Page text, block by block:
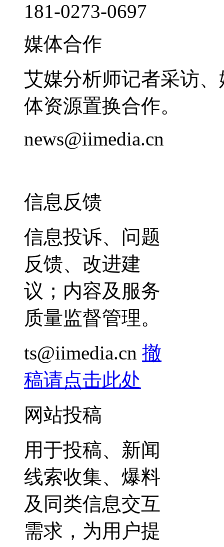
181-0273-0697
媒体合作
艾媒分析师记者采访
体资源置换合作。
news@iimedia.cn
信息反馈
信息投诉、问题
反馈、改进建
议；内容及服务
质量监督管理。
ts@iimedia.cn 撤
稿请点击此处
网站投稿
用于投稿、新闻
线索收集、爆料
及同类信息交互
需求，为用户提